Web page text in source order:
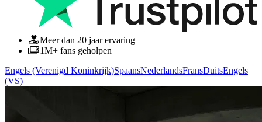
Meer dan 20 jaar ervaring
1M+ fans geholpen
Engels (Verenigd Koninkrijk)SpaansNederlandsFransDuitsEngels
(VS)